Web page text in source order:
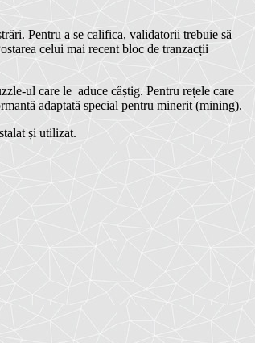
Pentru a se califica, validatorii trebuie să
celui mai recent bloc de tranzacții
ul care le aduce câștig. Pentru rețele care
adaptată special pentru minerit (mining).
și utilizat.